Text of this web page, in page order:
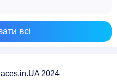
всі
2024